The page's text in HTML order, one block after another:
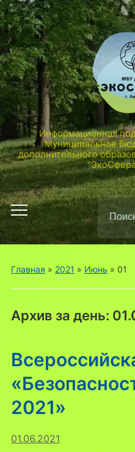
Информационная
Муниципальное
дополнительного
Переключить
мобильное
меню
Поиск
по:
Главная » 2021 » Июнь » 01
Архив за день:
2021»
01.06.2021